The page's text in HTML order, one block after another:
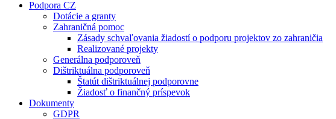
Podpora CZ
Dotácie a granty
Zahraničná pomoc
Zásady schvaľovania žiadostí o podporu projektov zo zahraničia
Realizované projekty
Generálna podporoveň
Dištriktuálna podporoveň
Štatút dištriktuálnej podporovne
Žiadosť o finančný príspevok
Dokumenty
GDPR